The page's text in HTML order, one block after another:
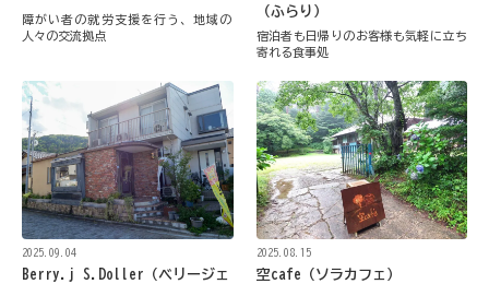
障がい者の就労支援を行う、地域の
人々の交流拠点
（ふらり）
宿泊者も日帰りのお客様も気軽に立ち
寄れる食事処
2025.09.04
Berry.j S.Doller（ベリージェ
2025.08.15
空cafe（ソラカフェ）